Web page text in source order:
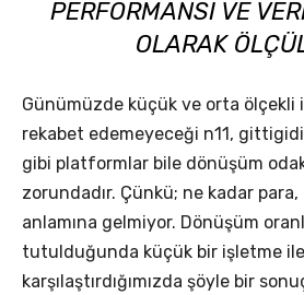
PERFORMANSI VE
OLARAK
Günümüzde küçük ve orta ölçekli
rekabet edemeyeceği n11,
gibi platformlar bile dönüşüm
zorundadır. Çünkü; ne kadar
anlamına gelmiyor. Dönüşüm
tutulduğunda küçük bir işletme
karşılaştırdığımızda şöyle bir